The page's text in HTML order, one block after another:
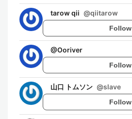
tarow qii @qiitarow
Follow
@Ooriver
Follow
山口 トムソン @slave
Follow